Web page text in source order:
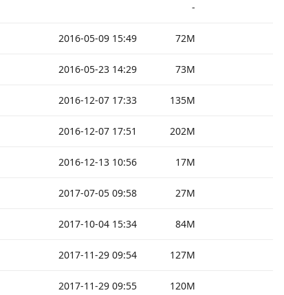
-
2016-05-09 15:49 72M
2016-05-23 14:29 73M
2016-12-07 17:33 135M
2016-12-07 17:51 202M
2016-12-13 10:56 17M
2017-07-05 09:58 27M
2017-10-04 15:34 84M
2017-11-29 09:54 127M
2017-11-29 09:55 120M